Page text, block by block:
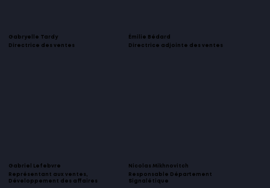
Gabryelle Tardy
Directrice des ventes
Émilie Bédard
Directrice adjointe des ventes
Gabriel Lefebvre
Représentant aux ventes,
Développement des affaires
Nicolas Mikhnovitch
Responsable Département
Signalétique